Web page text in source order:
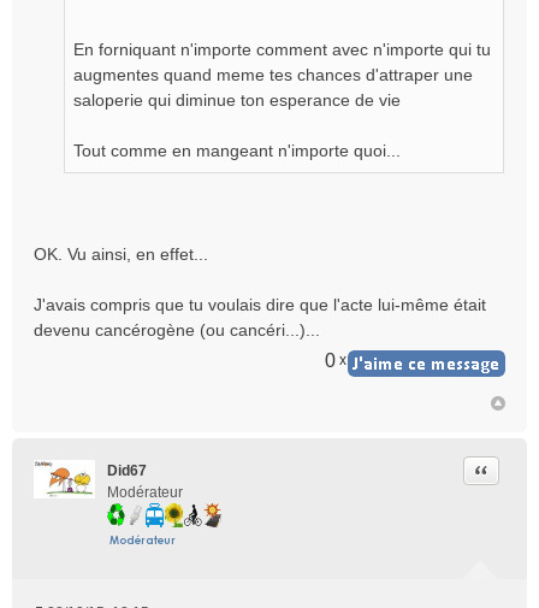
En forniquant n'importe comment avec n'importe qui tu
augmentes quand meme tes chances d'attraper une
saloperie qui diminue ton esperance de vie
Tout comme en mangeant n'importe quoi...
OK. Vu ainsi, en effet...
J'avais compris que tu voulais dire que l'acte lui-même était
devenu cancérogène (ou cancéri...)...
0 x
Did67
Modérateur
Citer